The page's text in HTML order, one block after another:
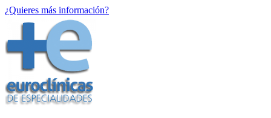
¿Quieres más información?